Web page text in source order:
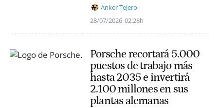
Ankor Tejero
28/07/2026 02:28h
Porsche recortará 5.000
puestos de trabajo más
hasta 2035 e invertirá
2.100 millones en sus
plantas alemanas